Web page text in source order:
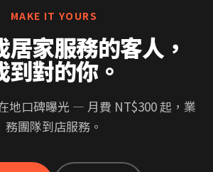
MAKE IT YOURS
家服務的客人，
到對的你。
地口碑曝光 — 月費 NT$300 起，業
務團隊到店服務。